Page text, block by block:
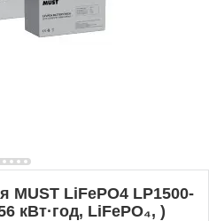
MUST LiFePO4 LP1500-
кВт·год, LiFePO₄, )